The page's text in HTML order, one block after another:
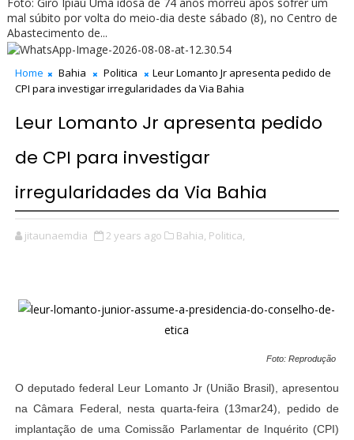
mal súbito por volta do meio-dia deste sábado (8), no Centro de
Abastecimento de...
Home Bahia Politica
Leur Lomanto Jr apresenta pedido de
CPI para investigar irregularidades da Via Bahia
Leur Lomanto Jr apresenta pedido
de CPI para investigar
irregularidades da Via Bahia
jitaunaemdia 2 years ago Bahia, Politica,
Foto: Reprodução
O deputado federal Leur Lomanto Jr (União Brasil), apresentou
na Câmara Federal, nesta quarta-feira (13mar24), pedido de
implantação de uma Comissão Parlamentar de Inquérito (CPI)